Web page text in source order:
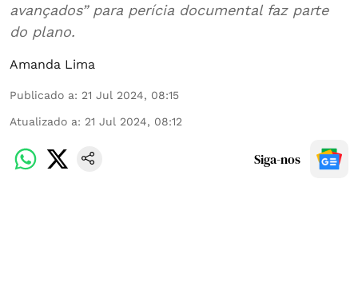
avançados” para perícia documental faz parte
do plano.
Amanda Lima
Publicado a: 21 Jul 2024, 08:15
Atualizado a: 21 Jul 2024, 08:12
Siga-nos